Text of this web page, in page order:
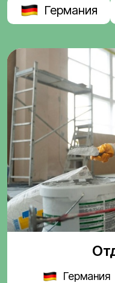
Германия
Германия